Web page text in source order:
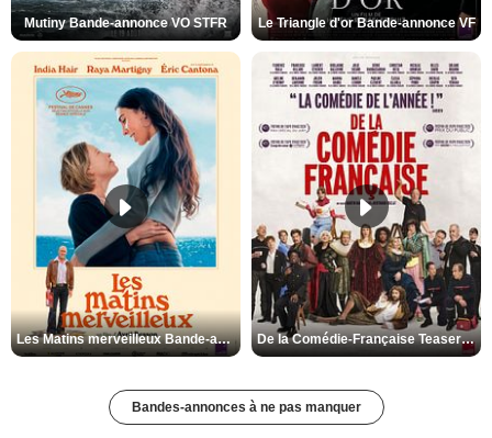
Mutiny Bande-annonce VO STFR Le Triangle d'or Bande-annonce VF
Les Matins merveilleux Bande-annonce VF De la Comédie-Française Teaser VF
Bandes-annonces à ne pas manquer